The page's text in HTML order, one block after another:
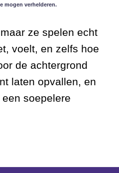
mogen verhelderen.
ze spelen echt
voelt, en zelfs hoe
de achtergrond
laten opvallen, en
soepelere